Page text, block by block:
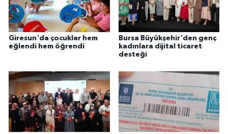
Giresun'da çocuklar hem
eğlendi hem öğrendi
Bursa Büyükşehir'den genç
kadınlara dijital ticaret
desteği